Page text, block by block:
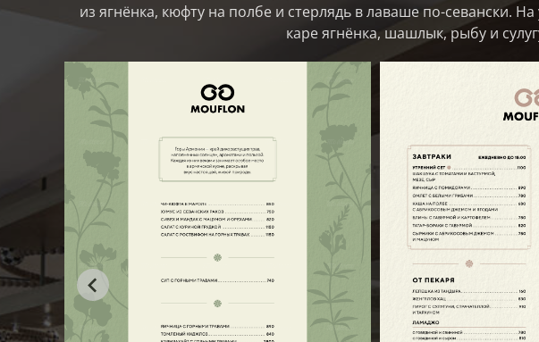
из ягнёнка, кюфту на полбе и стерлядь в лаваше по-севански.
каре ягнёнка, шашлык, рыбу и